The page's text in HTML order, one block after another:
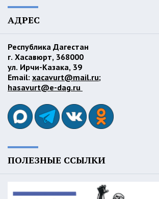
АДРЕС
Республика Дагестан
г. Хасавюрт, 368000
ул. Ирчи-Казака, 39
Email: xacavurt@mail.ru;
hasavurt@e-dag.ru
ПОЛЕЗНЫЕ ССЫЛКИ